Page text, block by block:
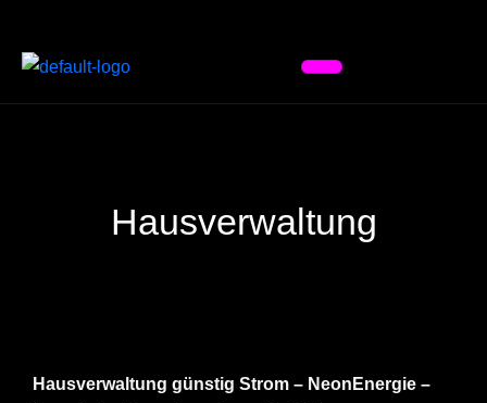
Hausverwaltung
Hausverwaltung günstig Strom – NeonEnergie –